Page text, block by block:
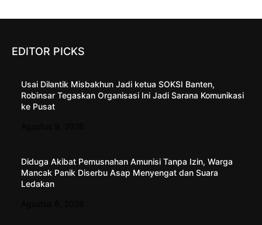
EDITOR PICKS
Usai Dilantik Misbakhun Jadi ketua SOKSI Banten,
Robinsar Tegaskan Organisasi Ini Jadi Sarana Komunikasi
ke Pusat
Diduga Akibat Pemusnahan Amunisi Tanpa Izin, Warga
Mancak Panik Diserbu Asap Menyengat dan Suara
Ledakan